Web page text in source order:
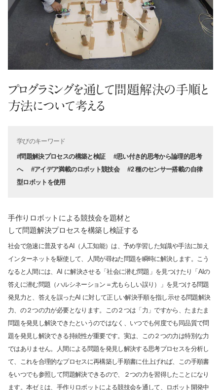
プログラミングを通して問題解決の手順と
方法について考える
学びのキーワード
#問題解決プロセスの構築と検証
#思い付き的思考から論理的思考
へ
#アイデア満載のロボット競技会
#2 種のセンサー搭載の自律
型ロボットを使用
手作りロボットによる競技会を題材と
して問題解決プロセスを構築し検証する
社会で急速に普及するAI（人工知能）は、予め学習した知識や手法に加え
インターネットを駆使して、人間が尋ねた問題を瞬時に解決します。こう
なると人間には、AI に解決させる「社会に潜む問題」を見つけたり「AIの
答えに潜む問題（ハルシネーション＝尤もらしい誤り）」を見つける問題
発見力と、答えを誤ったAI に対して正しい解決手順を指し示せる問題解決
力、の２つの力が必要となります。この２つは「力」ですから、たまたま
問題を発見し解決できたというのではなく、いつでも何度でも同品質で問
題を発見し解決できる持続性が重要です。実は、この２つの力は特別な力
ではありません。人間による問題を発見し解決する思考プロセスを分析し
て、これを合理的なプロセスに再構築し手順書に仕上げれば、この手順書
をいつでも参照して問題解決できるので、２つの力を習得したことになり
ます。本ゼミは、手作りロボットによる競技会を通して、ロボット開発中